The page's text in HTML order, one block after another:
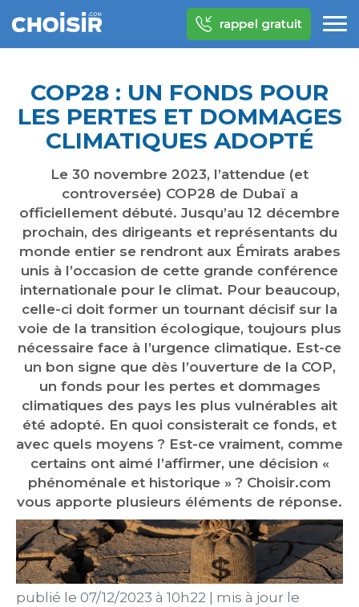
rappel gratuit
COP28 : UN FONDS POUR
LES PERTES ET DOMMAGES
CLIMATIQUES ADOPTÉ
Le 30 novembre 2023, l’attendue (et
controversée) COP28 de Dubaï a
officiellement débuté. Jusqu’au 12 décembre
prochain, des dirigeants et représentants du
monde entier se rendront aux Émirats arabes
unis à l’occasion de cette grande conférence
internationale pour le climat. Pour beaucoup,
celle-ci doit former un tournant décisif sur la
voie de la transition écologique, toujours plus
nécessaire face à l’urgence climatique. Est-ce
un bon signe que dès l’ouverture de la COP,
un fonds pour les pertes et dommages
climatiques des pays les plus vulnérables ait
été adopté. En quoi consisterait ce fonds, et
avec quels moyens ? Est-ce vraiment, comme
certains ont aimé l’affirmer, une décision «
phénoménale et historique » ? Choisir.com
vous apporte plusieurs éléments de réponse.
publié le 07/12/2023 à 10h22
mis à jour le